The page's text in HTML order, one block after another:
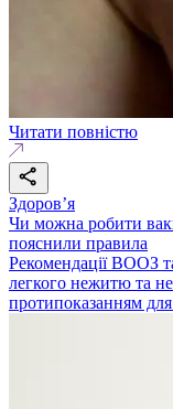
Читати повністю
Здоровʼя
Чи можна робити
пояснили правила
Рекомендації ВООЗ
легкого нежитю та
протипоказанням